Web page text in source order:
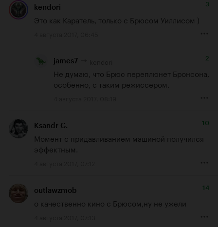
kendori 3
Это как Каратель, только с Брюсом Уиллисом )
james7 2
Не думаю, что Брюс переплюнет Бронсона,
особенно, с таким режиссером.
Ksandr C. 10
Момент с придавливанием машиной получился
эффектным.
outlawzmob 14
о качественно кино с Брюсом,ну не ужели